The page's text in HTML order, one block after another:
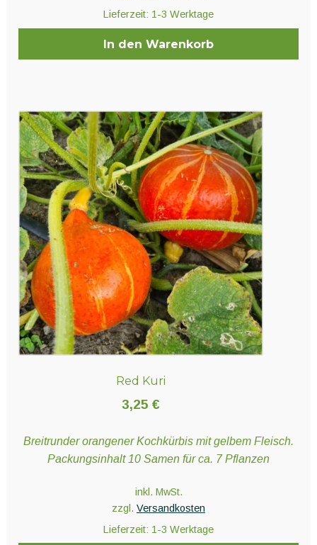
Lieferzeit: 1-3 Werktage
In den Warenkorb
Red Kuri
3,25 €
Breitrunder orangener Kochkürbis mit gelbem Fleisch.
Packungsinhalt 10 Samen für ca. 7 Pflanzen
inkl. MwSt.
zzgl. Versandkosten
Lieferzeit: 1-3 Werktage